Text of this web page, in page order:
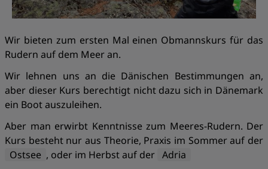
Wir bieten zum ersten Mal einen Obmannskurs für das
Rudern auf dem Meer an.
Wir lehnen uns an die Dänischen Bestimmungen an,
aber dieser Kurs berechtigt nicht dazu sich in Dänemark
ein Boot auszuleihen.
Aber man erwirbt Kenntnisse zum Meeres-Rudern. Der
Kurs besteht nur aus Theorie, Praxis im Sommer auf der
Ostsee , oder im Herbst auf der Adria